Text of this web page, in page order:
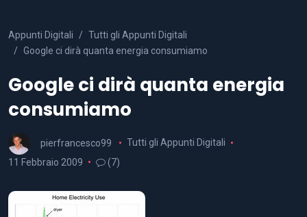
Appunti Digitali
Tutti gli Appunti Digitali
Google ci dirà quanta energia consumiamo
Google ci dirà quanta energia
consumiamo
pierfrancesco99
Tutti gli Appunti Digitali
11 Febbraio 2009
(7)